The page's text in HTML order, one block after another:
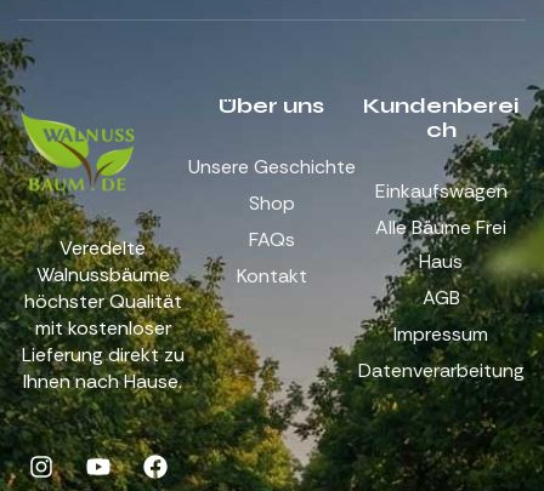
Über uns
Unsere Geschichte
Shop
FAQs
Kontakt
Kundenberei
ch
Einkaufswagen
Alle Bäume Frei
Haus
AGB
Impressum
Datenverarbeitung
Veredelte
Walnussbäume
höchster Qualität
mit kostenloser
Lieferung direkt zu
Ihnen nach Hause.